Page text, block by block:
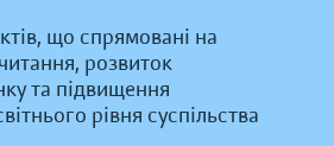
що спрямовані на
розвиток
та підвищення
рівня суспільства